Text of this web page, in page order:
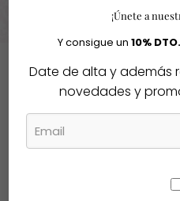
La
¡Únete a
Y consigue un 10% DTO.
Date de alta y además
novedades y